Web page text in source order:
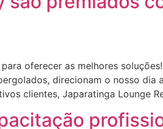
oferecer as melhores
direcionam o nosso
clientes, Japaratinga Lounge